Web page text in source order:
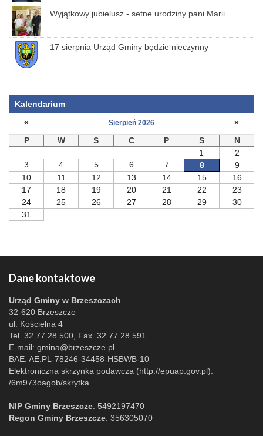
Wyjątkowy jubielusz - setne urodziny pani Marii
17 sierpnia Urząd Gminy będzie nieczynny
Kalendarium
«
Sierpień 2026
»
P
W S C P S
N
1
2
3
4 5 6 7 8
9
10
11 12 13 14 15
16
17
18 19 20 21 22
23
24
25 26 27 28 29
30
31
Dane kontaktowe
Urząd Gminy w Brzeszczach
32-620 Brzeszcze
ul. Kościelna 4
Tel. 32 77 28 500, Fax. 32 77 28 591
E-mail: gmina@brzeszcze.pl
BAE: AE:PL-78246-34458-HSBWB-10
Elektroniczna skrzynka podawcza (http://epuap.gov.pl):
/6m973oagob/skrytka
NIP Gminy Brzeszcze: 5492197470
Regon Gminy Brzeszcze: 356305070